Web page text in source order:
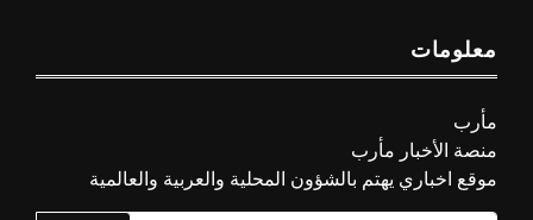
معلومات
مأرب
منصة الأخبار مأرب
موقع اخباري يهتم بالشؤون المحلية والعربية والعالمية